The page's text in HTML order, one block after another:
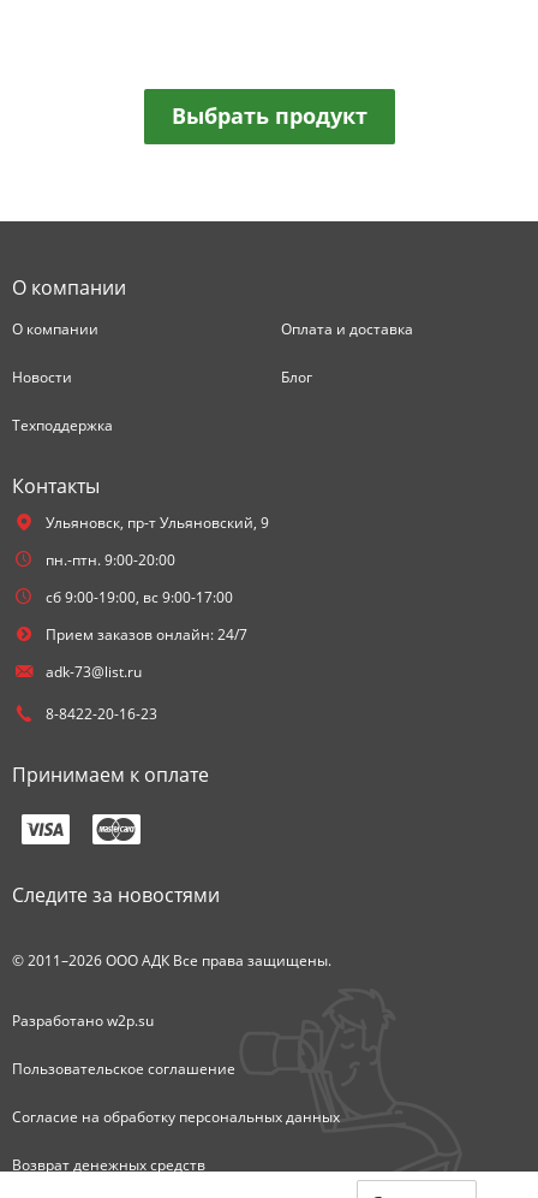
Выбрать продукт
О компании
О компании Оплата и доставка
Новости Блог
Техподдержка
Контакты
Ульяновск, пр-т Ульяновский, 9
пн.-птн. 9:00-20:00
сб 9:00-19:00, вс 9:00-17:00
Прием заказов онлайн: 24/7
adk-73@list.ru
8-8422-20-16-23
Принимаем к оплате
Следите за новостями
© 2011–2026 ООО АДК Все права защищены.
Разработаноw2p.su
Пользовательское соглашение
Согласие на обработку персональных данных
Возврат денежных средств